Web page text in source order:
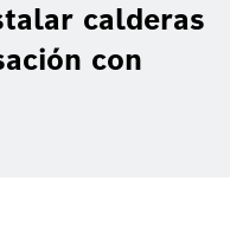
calderas
con